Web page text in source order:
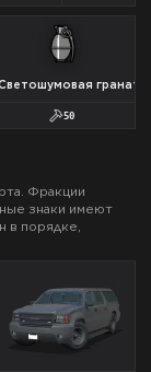
граната
50
Фракции
знаки имеют
в порядке,